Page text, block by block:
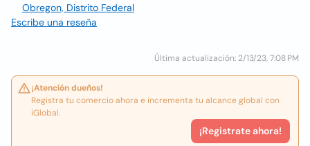
Obregon, Distrito Federal
Escribe una reseña
Última actualización: 2/13/23, 7:08 PM
¡Atención dueños!
Registra tu comercio ahora e incrementa tu alcance global con
iGlobal.
¡Registrate ahora!